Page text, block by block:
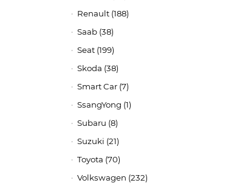
Renault (188)
Saab (38)
Seat (199)
Skoda (38)
Smart Car (7)
SsangYong (1)
Subaru (8)
Suzuki (21)
Toyota (70)
Volkswagen (232)